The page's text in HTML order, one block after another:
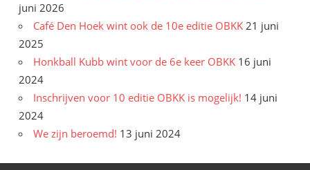
juni 2026
Café Den Hoek wint ook de 10e editie OBKK 21 juni
2025
Honkball Kubb wint voor de 6e keer OBKK 16 juni
2024
Inschrijven voor 10 editie OBKK is mogelijk! 14 juni
2024
We zijn beroemd! 13 juni 2024